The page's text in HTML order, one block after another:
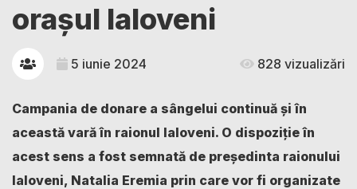
orașul Ialoveni
5 iunie 2024 828 vizualizări
Campania de donare a sângelui continuă și în
această vară în raionul Ialoveni. O dispoziție în
acest sens a fost semnată de președinta raionului
Ialoveni, Natalia Eremia prin care vor fi organizate